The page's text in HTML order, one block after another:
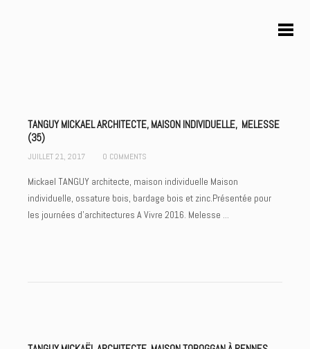
TANGUY MICKAEL ARCHITECTE, MAISON INDIVIDUELLE, MELESSE
(35)
JUILLET 21, 2017 0 COMMENTS
Mickael TANGUY architecte, maison individuelle Maison
individuelle, ossature bois, bardage bois et zinc.Présentée pour
les journées d'architectures A Vivre 2016. Melesse ...